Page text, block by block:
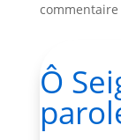
commentaire
Ô